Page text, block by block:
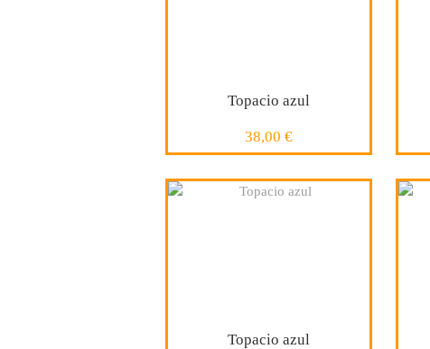
Topacio azul
38,00 €
Topacio azul